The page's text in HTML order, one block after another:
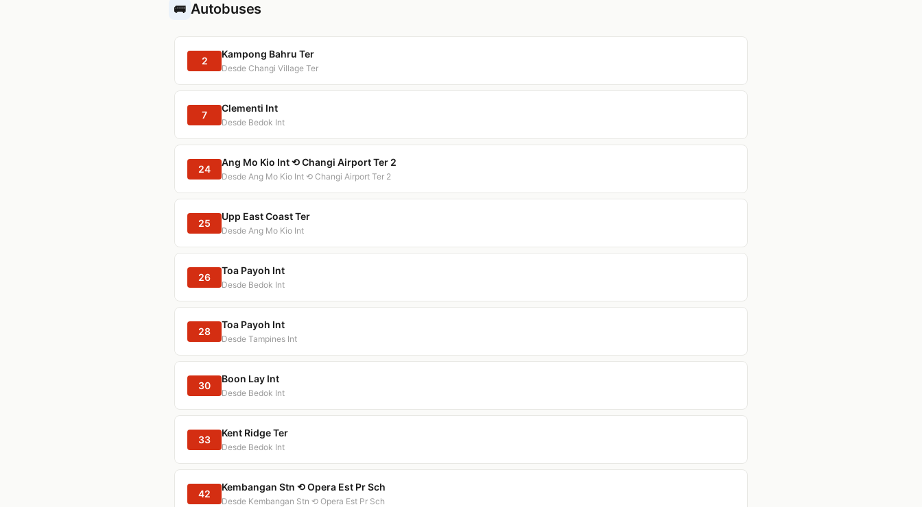
🚌 Autobuses
2
Kampong Bahru Ter
Desde Changi Village Ter
7
Clementi Int
Desde Bedok Int
24
Ang Mo Kio Int ⟲ Changi Airport Ter 2
Desde Ang Mo Kio Int ⟲ Changi Airport Ter 2
25
Upp East Coast Ter
Desde Ang Mo Kio Int
26
Toa Payoh Int
Desde Bedok Int
28
Toa Payoh Int
Desde Tampines Int
30
Boon Lay Int
Desde Bedok Int
33
Kent Ridge Ter
Desde Bedok Int
42
Kembangan Stn ⟲ Opera Est Pr Sch
Desde Kembangan Stn ⟲ Opera Est Pr Sch